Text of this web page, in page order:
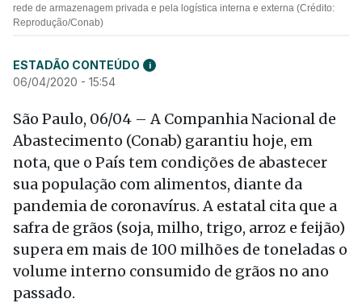
rede de armazenagem privada e pela logística interna e externa (Crédito:
Reprodução/Conab)
ESTADÃO CONTEÚDO i
06/04/2020 - 15:54
São Paulo, 06/04 – A Companhia Nacional de
Abastecimento (Conab) garantiu hoje, em
nota, que o País tem condições de abastecer
sua população com alimentos, diante da
pandemia de coronavírus. A estatal cita que a
safra de grãos (soja, milho, trigo, arroz e feijão)
supera em mais de 100 milhões de toneladas o
volume interno consumido de grãos no ano
passado.